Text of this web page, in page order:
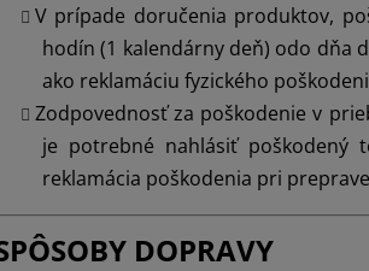
V prípade doručenia produktov,
hodín (1 kalendárny deň) odo dňa
ako reklamáciu fyzického
Zodpovednosť za poškodenie v
je potrebné nahlásiť poškodený
reklamácia poškodenia pri
DOPRAVY